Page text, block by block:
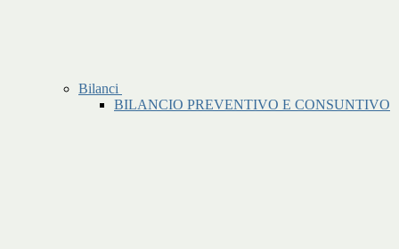
Bilanci
BILANCIO PREVENTIVO E CONSUNTIVO